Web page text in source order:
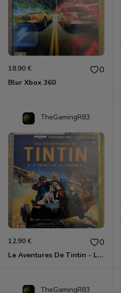
18.90 € 0
Blur Xbox 360
TheGamingR83
12.90 € 0
Le Aventures De Tintin - Le Secret De La Licorne Xbox 360
TheGamingR83